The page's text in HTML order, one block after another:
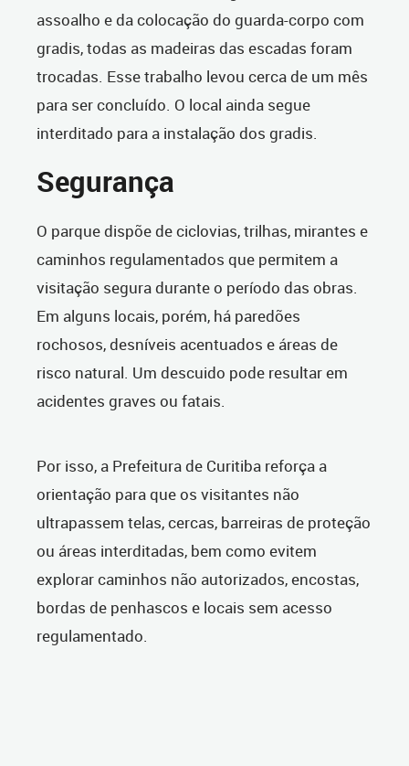
assoalho e da colocação do guarda-corpo com
gradis, todas as madeiras das escadas foram
trocadas. Esse trabalho levou cerca de um mês
para ser concluído. O local ainda segue
interditado para a instalação dos gradis.
Segurança
O parque dispõe de ciclovias, trilhas, mirantes e
caminhos regulamentados que permitem a
visitação segura durante o período das obras.
Em alguns locais, porém, há paredões
rochosos, desníveis acentuados e áreas de
risco natural. Um descuido pode resultar em
acidentes graves ou fatais.
Por isso, a Prefeitura de Curitiba reforça a
orientação para que os visitantes não
ultrapassem telas, cercas, barreiras de proteção
ou áreas interditadas, bem como evitem
explorar caminhos não autorizados, encostas,
bordas de penhascos e locais sem acesso
regulamentado.